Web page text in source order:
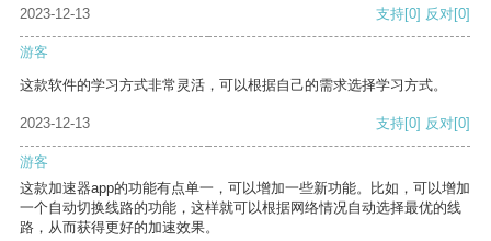
2023-12-13
支持[0] 反对[0]
游客
这款软件的学习方式非常灵活，可以根据自己的需求选择学习方式。
2023-12-13 支持[0] 反对[0]
游客
这款加速器app的功能有点单一，可以增加一些新功能。比如，可以增加
一个自动切换线路的功能，这样就可以根据网络情况自动选择最优的线
路，从而获得更好的加速效果。